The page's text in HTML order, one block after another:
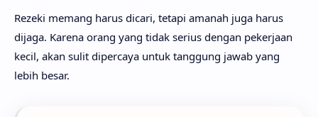
Rezeki memang harus dicari, tetapi amanah juga harus
dijaga. Karena orang yang tidak serius dengan pekerjaan
kecil, akan sulit dipercaya untuk tanggung jawab yang
lebih besar.